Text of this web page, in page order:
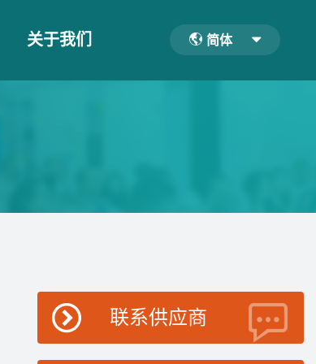
关于我们 简体
联系供应商